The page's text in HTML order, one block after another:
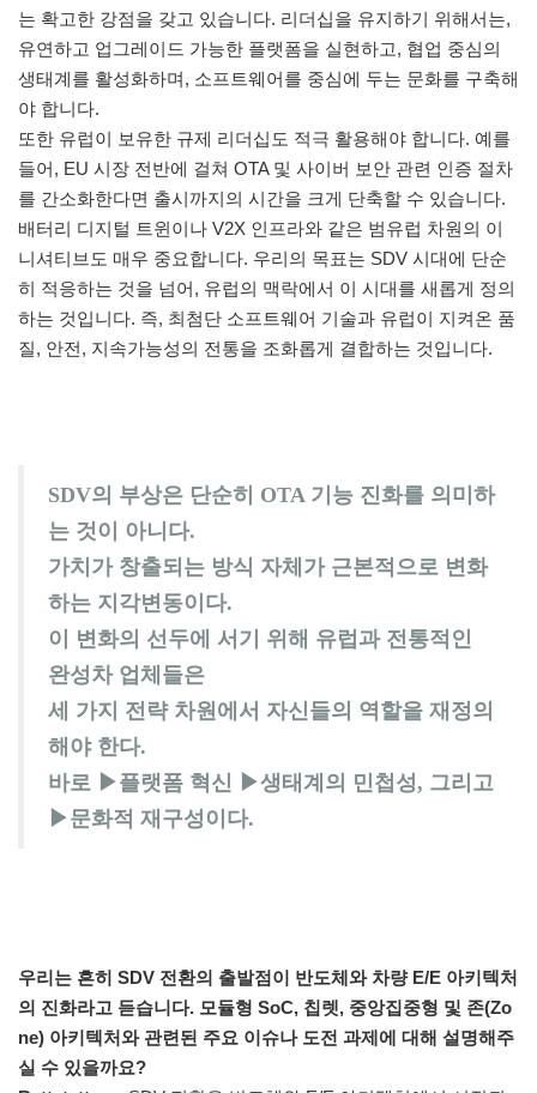
는 확고한 강점을 갖고 있습니다. 리더십을 유지하기 위해서는,
유연하고 업그레이드 가능한 플랫폼을 실현하고, 협업 중심의
생태계를 활성화하며, 소프트웨어를 중심에 두는 문화를 구축해
야 합니다.
또한 유럽이 보유한 규제 리더십도 적극 활용해야 합니다. 예를
들어, EU 시장 전반에 걸쳐 OTA 및 사이버 보안 관련 인증 절차
를 간소화한다면 출시까지의 시간을 크게 단축할 수 있습니다.
배터리 디지털 트윈이나 V2X 인프라와 같은 범유럽 차원의 이
니셔티브도 매우 중요합니다. 우리의 목표는 SDV 시대에 단순
히 적응하는 것을 넘어, 유럽의 맥락에서 이 시대를 새롭게 정의
하는 것입니다. 즉, 최첨단 소프트웨어 기술과 유럽이 지켜온 품
질, 안전, 지속가능성의 전통을 조화롭게 결합하는 것입니다.
SDV의 부상은 단순히 OTA 기능 진화를 의미하
는 것이 아니다.
가치가 창출되는 방식 자체가 근본적으로 변화
하는 지각변동이다.
이 변화의 선두에 서기 위해 유럽과 전통적인
완성차 업체들은
세 가지 전략 차원에서 자신들의 역할을 재정의
해야 한다.
바로 ▶플랫폼 혁신 ▶생태계의 민첩성, 그리고
▶문화적 재구성이다.
우리는 흔히 SDV 전환의 출발점이 반도체와 차량 E/E 아키텍처
의 진화라고 듣습니다. 모듈형 SoC, 칩렛, 중앙집중형 및 존(Zo
ne) 아키텍처와 관련된 주요 이슈나 도전 과제에 대해 설명해주
실 수 있을까요?